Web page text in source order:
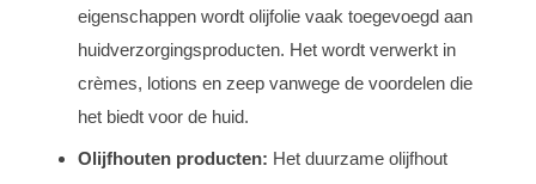
eigenschappen wordt olijfolie vaak toegevoegd aan
huidverzorgingsproducten. Het wordt verwerkt in
crèmes, lotions en zeep vanwege de voordelen die
het biedt voor de huid.
Olijfhouten producten: Het duurzame olijfhout